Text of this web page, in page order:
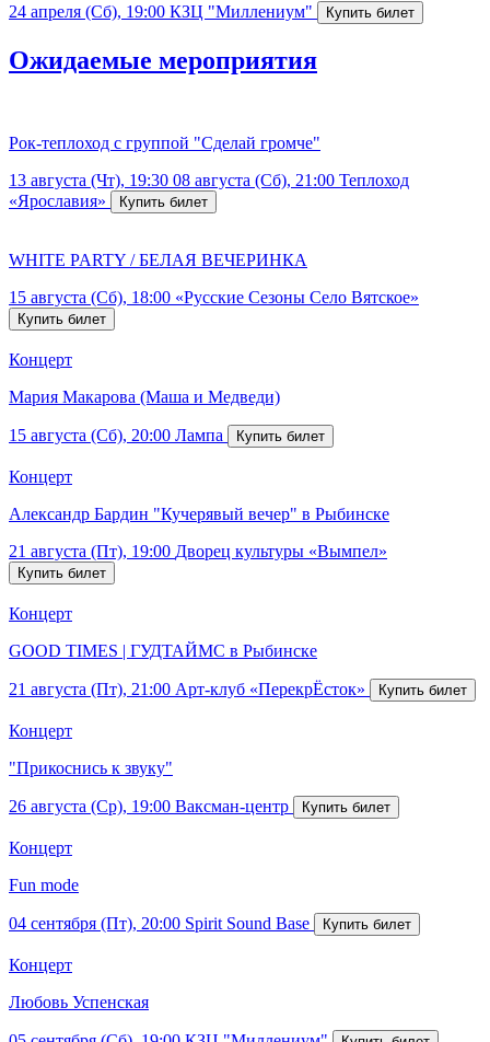
24 апреля (Сб), 19:00 КЗЦ "Миллениум"
Ожидаемые мероприятия
Рок-теплоход с группой "Сделай громче"
13 августа (Чт), 19:30 08 августа (Сб), 21:00 Теплоход
«Ярославия»
WHITE PARTY / БЕЛАЯ ВЕЧЕРИНКА
15 августа (Сб), 18:00 «Русские Сезоны Село Вятское»
Концерт
Мария Макарова (Маша и Медведи)
15 августа (Сб), 20:00 Лампа
Концерт
Александр Бардин "Кучерявый вечер" в Рыбинске
21 августа (Пт), 19:00 Дворец культуры «Вымпел»
Концерт
GOOD TIMES | ГУДТАЙМС в Рыбинске
21 августа (Пт), 21:00 Арт-клуб «ПерекрЁсток»
Концерт
"Прикоснись к звуку"
26 августа (Ср), 19:00 Ваксман-центр
Концерт
Fun mode
04 сентября (Пт), 20:00 Spirit Sound Base
Концерт
Любовь Успенская